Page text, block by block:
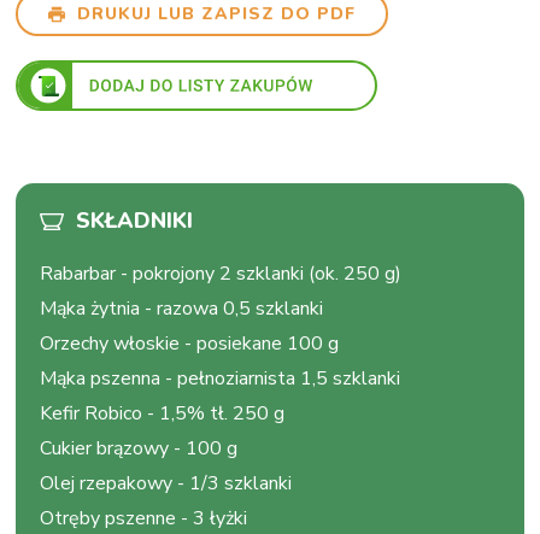
DRUKUJ LUB ZAPISZ DO PDF
SKŁADNIKI
Rabarbar -pokrojony 2 szklanki (ok. 250 g)
Mąka żytnia -razowa 0,5 szklanki
Orzechy włoskie -posiekane 100 g
Mąka pszenna -pełnoziarnista 1,5 szklanki
Kefir Robico - 1,5% tł. 250 g
Cukier brązowy - 100 g
Olej rzepakowy - 1/3 szklanki
Otręby pszenne -3 łyżki